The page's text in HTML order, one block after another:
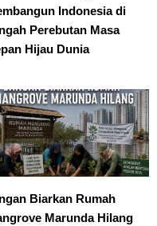
Indonesia di
Perebutan Masa
Hijau Dunia
Biarkan Rumah
Marunda Hilang